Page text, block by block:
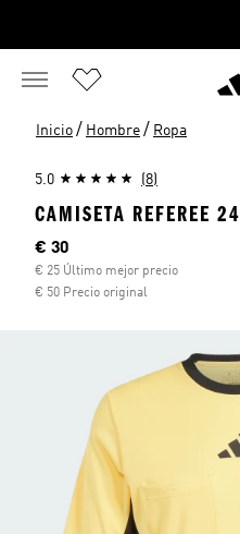
Inicio / Hombre / Ropa
5.0 (8)
CAMISETA REFEREE 24
Precio actual
€ 30
€ 25 Último mejor precio
€ 50 Precio original